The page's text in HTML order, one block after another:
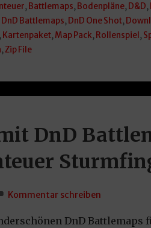
, Battlemaps, Bodenpläne, D&D,
DnD Battlemaps, DnD One Shot,
, Kartenpaket, Map Pack, Rollenspiel ,
,Zip File
DnD
Kommentar schreiben
DnD Battlemaps